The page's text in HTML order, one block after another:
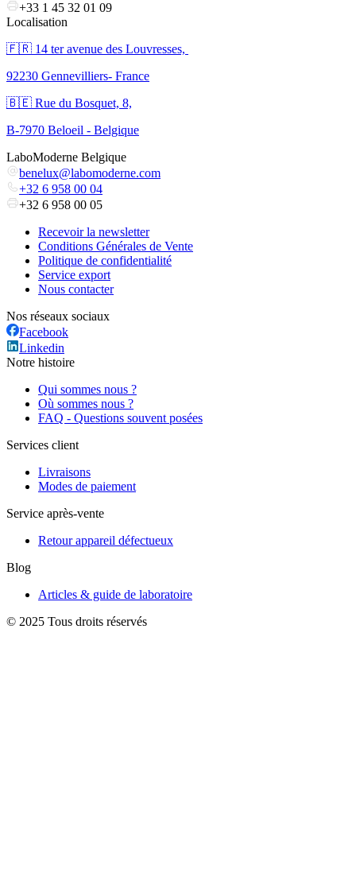
+33 1 45 32 01 09
Localisation
🇫🇷 ​14 ter avenue des Louvresses,
92230 Gennevilliers- France
🇧🇪 Rue du Bosquet, 8,
B-7970 Beloeil - Belgique
LaboModerne Belgique
benelux@labomoderne.com
+32 6 958 00 04
+32 6 958 00 05
Recevoir la newsletter
Conditions Générales de Vente
Politique de confidentialité
Service export
Nous contacter
Nos réseaux sociaux
Facebook
Linkedin
Notre histoire
Qui sommes nous ?
Où sommes nous ?
FAQ - Questions souvent posées
Services client
Livraisons
Modes de paiement
Service après-vente
Retour appareil défectueux
Blog
Articles & guide de laboratoire
© 2025 Tous droits réservés